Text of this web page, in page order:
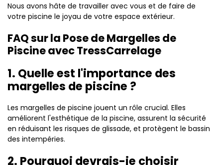
Nous avons hâte de travailler avec vous et de faire de
votre piscine le joyau de votre espace extérieur.
FAQ sur la Pose de Margelles de
Piscine avec TressCarrelage
1. Quelle est l'importance des
margelles de piscine ?
Les margelles de piscine jouent un rôle crucial. Elles
améliorent l'esthétique de la piscine, assurent la sécurité
en réduisant les risques de glissade, et protègent le bassin
des intempéries.
2. Pourquoi devrais-je choisir